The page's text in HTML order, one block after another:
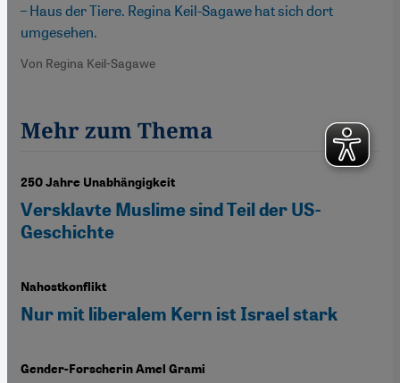
– Haus der Tiere. Regina Keil-Sagawe hat sich dort
umgesehen.
Von Regina Keil-Sagawe
Mehr zum Thema
250 Jahre Unabhängigkeit
Versklavte Muslime sind Teil der US-
Geschichte
Nahostkonflikt
Nur mit liberalem Kern ist Israel stark
Gender-Forscherin Amel Grami